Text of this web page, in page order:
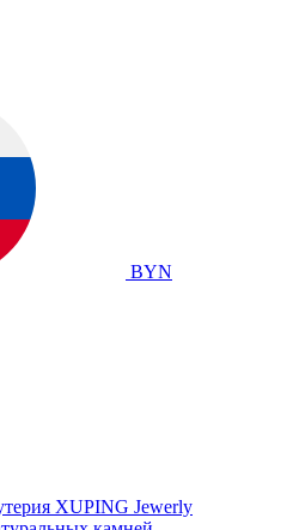
BYN
XUPING Jewerly